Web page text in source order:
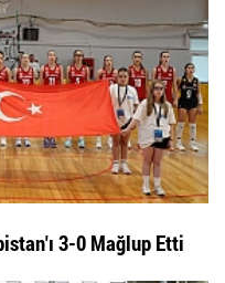
3-0 Mağlup Etti